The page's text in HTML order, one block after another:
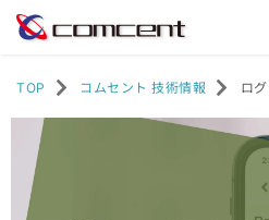
TOP コムセント 技術情報 ロ